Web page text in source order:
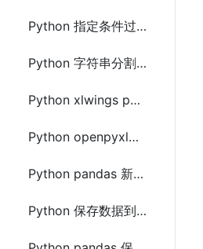
Python 指定条件过滤list列表(列表中元素为元组(tuple))方法
Python 字符串分割(split)指定多个分隔符的方法
Python xlwings pandas获取Excel中某列的数据的最大值和最小值
Python openpyxl和xlwings读取操作Excel的区别及使用示例
Python pandas 新建sheet保存到Excel文件的方法及示例代码
Python 保存数据到Excel文件的方法(pandas、xlwt、openpyxl、xlsxwriter)